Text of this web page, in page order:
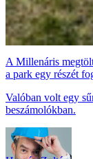
A Millenáris
a park egy részét
Valóban volt egy
beszámolókban.